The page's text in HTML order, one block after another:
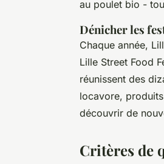
au poulet bio -
Dénicher les
Chaque année,
Lille Street Food
réunissent des
locavore,
découvrir de
Critères de